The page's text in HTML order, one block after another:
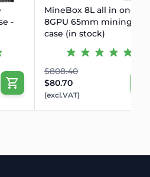
-
MineBox 8L all in one
8GPU 65mm mining rig
case (in stock)
$808.40
$80.70
(excl.VAT)